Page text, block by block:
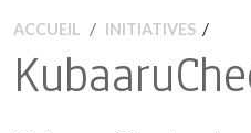
ACCUEIL INITIATIVES /